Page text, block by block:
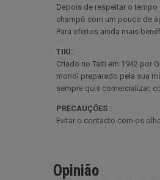
Depois de respeitar o
champô com um pouco de
Para efeitos ainda mais
TIKI:
Criado no Taiti em 1942 por
monoï preparado pela sua
sempre quis comercializar,
PRECAUÇÕES :
Evitar o contacto com os
Opinião